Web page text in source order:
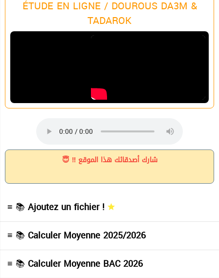
ÉTUDE EN LIGNE / DOUROUS DA3M &
TADAROK
شارك أصدقائك هذا الموقع ‼ 😇
≡ 📚 Ajoutez un fichier !
≡ 📚 Calculer Moyenne 2025/2026
≡ 📚 Calculer Moyenne BAC 2026